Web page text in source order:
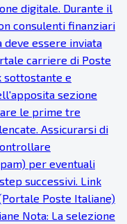
digitale. Durante il
consulenti finanziari
deve essere inviata
carriere di Poste
sottostante e
sezione
le prime tre
Assicurarsi di
per eventuali
successivi. Link
Poste Italiane)
Nota: La selezione